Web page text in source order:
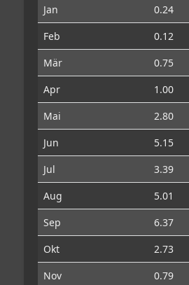
Jan 0.24
Feb
0.12
Mär
0.75
Apr
1.00
Mai
2.80
Jun
5.15
Jul
3.39
Aug
5.01
Sep
6.37
Okt
2.73
Nov
0.79